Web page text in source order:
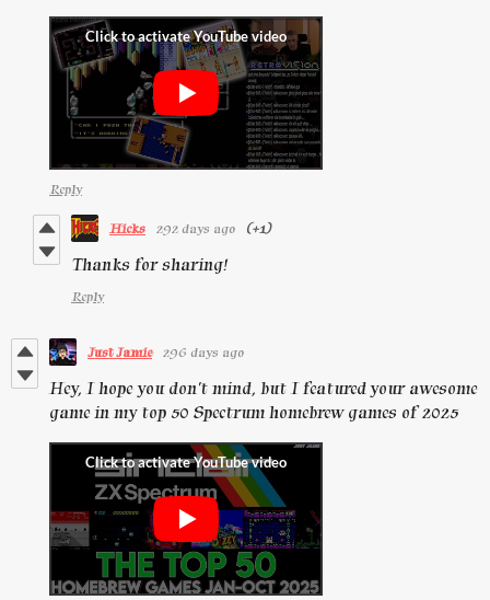
Reply
Hicks 292 days ago (+1)
Thanks for sharing!
Reply
Just Jamie 296 days ago
Hey, I hope you don't mind, but I featured your awesome
game in my top 50 Spectrum homebrew games of 2025